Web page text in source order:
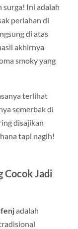
surga! Ini adalah
perlahan di
di atas
akhirnya
smoky yang
terlihat
semerbak di
disajikan
tapi nagih!
Cocok Jadi
adalah